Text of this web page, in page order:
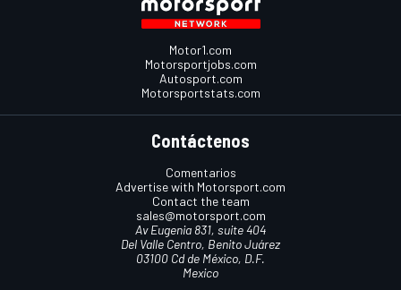
Motor1.com
Motorsportjobs.com
Autosport.com
Motorsportstats.com
Contáctenos
Comentarios
Advertise with Motorsport.com
Contact the team
sales@motorsport.com
Av Eugenia 831, suite 404
Del Valle Centro, Benito Juárez
03100 Cd de México, D.F.
Mexico